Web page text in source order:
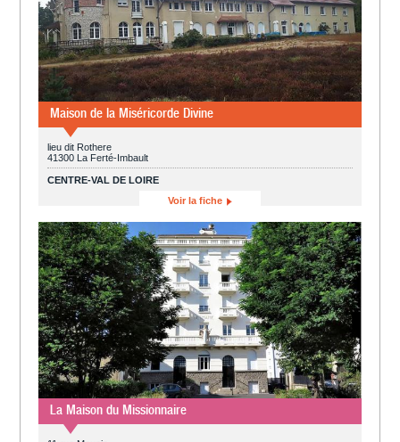
Maison de la Miséricorde Divine
lieu dit Rothere
41300 La Ferté-Imbault
CENTRE-VAL DE LOIRE
Voir la fiche
La Maison du Missionnaire